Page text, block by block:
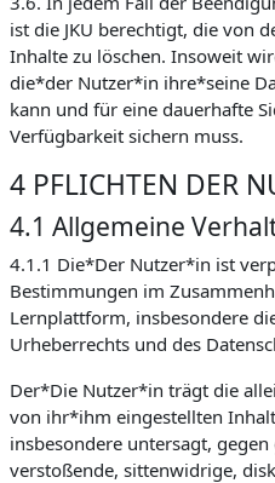
ist die JKU berechtigt, die von
Inhalte zu löschen. Insoweit
die*der Nutzer*in ihre*seine
kann und für eine dauerhafte
Verfügbarkeit sichern muss.
4 PFLICHTEN DER
4.1 Allgemeine
4.1.1 Die*Der Nutzer*in ist
Bestimmungen im
Lernplattform, insbesondere
Urheberrechts und des
Der*Die Nutzer*in trägt die
von ihr*ihm eingestellten
insbesondere untersagt,
verstoßende, sittenwidrige,